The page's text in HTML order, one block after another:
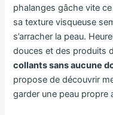
phalanges gâche vite
sa texture visqueuse
s’arracher la peau.
douces et des produits
collants sans aucune
propose de découvrir
garder une peau propre